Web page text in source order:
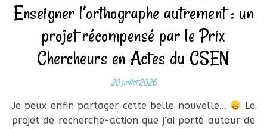
Enseigner l’orthographe autrement : un
projet récompensé par le Prix
Chercheurs en Actes du CSEN
20 juillet 2026
Je peux enfin partager cette belle nouvelle…
Le
projet de recherche-action que j’ai porté autour de